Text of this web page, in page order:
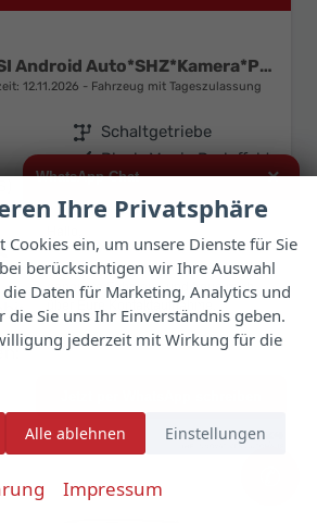
Selection 1.5 TSI Android Auto*SHZ*Kamera*PDC v/h*Klimaauto*SUNSET*LED
12.11.2026 Fahrzeug mit Tageszulassung
Getriebe Schaltgetriebe
Außenfarbe Black-Magic Perleffekt
Details Fahrzeug
7,10 l/100km
162,00 g/km
WhatsApp Chat ×
ich interessiere mich für das oben
genannte Fahrzeug und freue mich
über Eure Kontaktaufnahme.
Viele Grüße
Ihre Privatsphäre
Cookies ein, um unsere Dienste für Sie
berücksichtigen wir Ihre Auswahl
Daten für Marketing, Analytics und
die Sie uns Ihr Einverständnis geben.
jederzeit mit Wirkung für die
Alle ablehnen Einstellungen
Impressum